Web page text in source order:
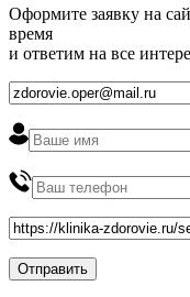
Оформите заявку на
время
и ответим на все